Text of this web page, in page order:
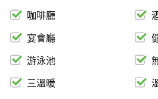
咖啡廳
宴會廳
游泳池
三溫暖